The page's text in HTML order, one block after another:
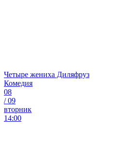
Четыре жениха Диляфруз
Комедия
08
/09
вторник
14:00